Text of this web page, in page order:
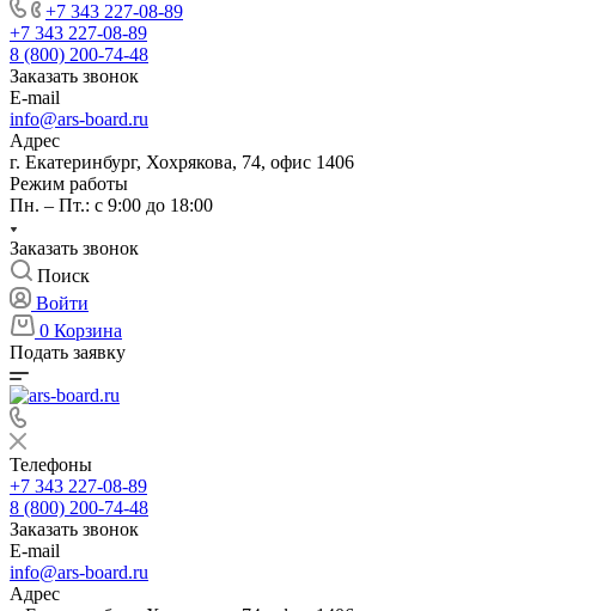
+7 343 227-08-89
+7 343 227-08-89
8 (800) 200-74-48
Заказать звонок
E-mail
info@ars-board.ru
Адрес
г. Екатеринбург, Хохрякова, 74, офис 1406
Режим работы
Пн. – Пт.: с 9:00 до 18:00
Заказать звонок
Поиск
Войти
0 Корзина
Подать заявку
Телефоны
+7 343 227-08-89
8 (800) 200-74-48
Заказать звонок
E-mail
info@ars-board.ru
Адрес